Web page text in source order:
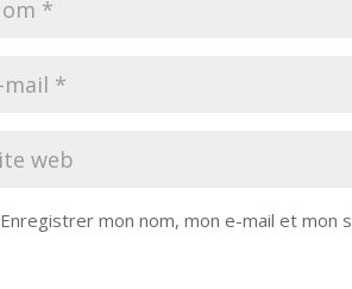
Enregistrer mon nom, mon e-mail et mon